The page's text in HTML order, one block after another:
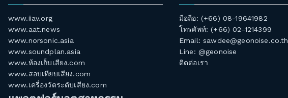
www.iiav.org
www.aat.news
www.norsonic.asia
www.soundplan.asia
www.ห้องเก็บเสียง.com
www.สอบเทียบเสียง.com
www.เครื่องวัดระดับเสียง.com
มือถือ: (+66) 08-19641982
โทรศัพท์: (+66) 02-1214399
Email:sawdee@geonoise.co.th
Line: @geonoise
ติดต่อเรา